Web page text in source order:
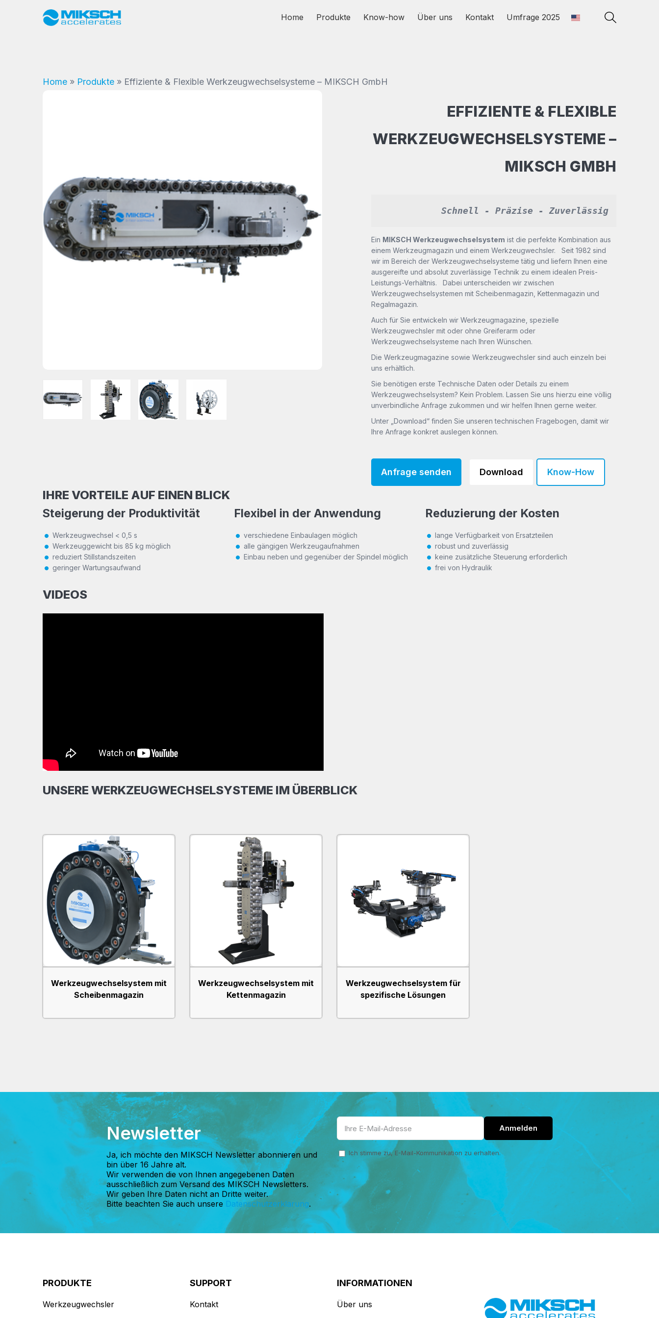
Home Produkte Know-how Über uns Kontakt Umfrage 2025
Home » Produkte » Effiziente & Flexible Werkzeugwechselsysteme – MIKSCH GmbH
EFFIZIENTE & FLEXIBLE
WERKZEUGWECHSELSYSTEME –
MIKSCH GMBH
Schnell - Präzise - Zuverlässig
Ein MIKSCH Werkzeugwechselsystem ist die perfekte Kombination aus
einem Werkzeugmagazin und einem Werkzeugwechsler. Seit 1982 sind
wir im Bereich der Werkzeugwechselsysteme tätig und liefern Ihnen eine
ausgereifte und absolut zuverlässige Technik zu einem idealen Preis-
Leistungs-Verhältnis. Dabei unterscheiden wir zwischen
Werkzeugwechselsystemen mit Scheibenmagazin, Kettenmagazin und
Regalmagazin.
Auch für Sie entwickeln wir Werkzeugmagazine, spezielle
Werkzeugwechsler mit oder ohne Greiferarm oder
Werkzeugwechselsysteme nach Ihren Wünschen.
Die Werkzeugmagazine sowie Werkzeugwechsler sind auch einzeln bei
uns erhältlich.
Sie benötigen erste Technische Daten oder Details zu einem
Werkzeugwechselsystem? Kein Problem. Lassen Sie uns hierzu eine völlig
unverbindliche Anfrage zukommen und wir helfen Ihnen gerne weiter.
Unter „Download“ finden Sie unseren technischen Fragebogen, damit wir
Ihre Anfrage konkret auslegen können.
Anfrage senden Download Know-How
IHRE VORTEILE AUF EINEN BLICK
Steigerung der Produktivität
Werkzeugwechsel < 0,5 s
Werkzeuggewicht bis 85 kg möglich
reduziert Stillstandszeiten
geringer Wartungsaufwand
Flexibel in der Anwendung
verschiedene Einbaulagen möglich
alle gängigen Werkzeugaufnahmen
Einbau neben und gegenüber der Spindel möglich
Reduzierung der Kosten
lange Verfügbarkeit von Ersatzteilen
robust und zuverlässig
keine zusätzliche Steuerung erforderlich
frei von Hydraulik
VIDEOS
UNSERE WERKZEUGWECHSELSYSTEME IM ÜBERBLICK
Werkzeugwechselsystem mit
Scheibenmagazin
Werkzeugwechselsystem mit
Kettenmagazin
Werkzeugwechselsystem für
spezifische Lösungen
Newsletter
Ja, ich möchte den MIKSCH Newsletter abonnieren und
bin über 16 Jahre alt.
Wir verwenden die von Ihnen angegebenen Daten
ausschließlich zum Versand des MIKSCH Newsletters.
Wir geben Ihre Daten nicht an Dritte weiter.
Bitte beachten Sie auch unsere Datenschutzerklärung.
Ich stimme zu, E-Mail-Kommunikation zu erhalten.
PRODUKTE
Werkzeugwechsler
SUPPORT
Kontakt
INFORMATIONEN
Über uns